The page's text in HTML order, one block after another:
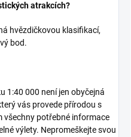
atrakcích?
hvězdičkovou klasifikací,
bod.
1:40 000 není jen obyčejná
vás provede přírodou s
všechny potřebné informace
výlety. Nepromeškejte svou